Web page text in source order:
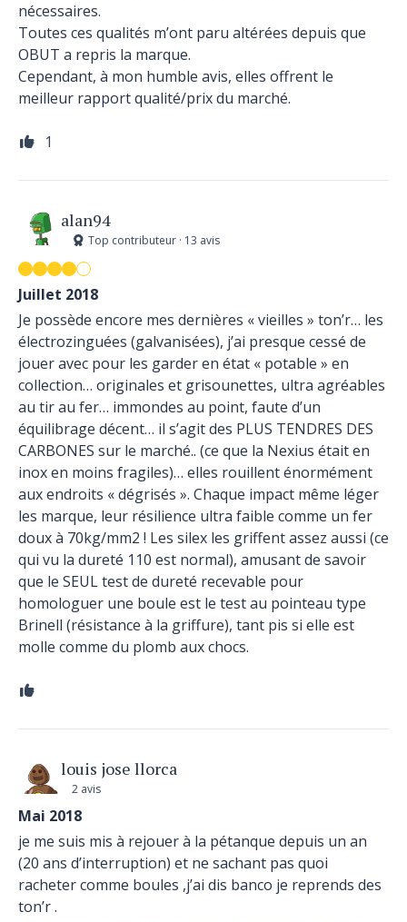
nécessaires.
Toutes ces qualités m’ont paru altérées depuis que
OBUT a repris la marque.
Cependant, à mon humble avis, elles offrent le
meilleur rapport qualité/prix du marché.
1
alan94
Top contributeur · 13 avis
Juillet 2018
Je possède encore mes dernières « vieilles » ton’r… les
électrozinguées (galvanisées), j’ai presque cessé de
jouer avec pour les garder en état « potable » en
collection… originales et grisounettes, ultra agréables
au tir au fer… immondes au point, faute d’un
équilibrage décent… il s’agit des PLUS TENDRES DES
CARBONES sur le marché.. (ce que la Nexius était en
inox en moins fragiles)… elles rouillent énormément
aux endroits « dégrisés ». Chaque impact même léger
les marque, leur résilience ultra faible comme un fer
doux à 70kg/mm2 ! Les silex les griffent assez aussi (ce
qui vu la dureté 110 est normal), amusant de savoir
que le SEUL test de dureté recevable pour
homologuer une boule est le test au pointeau type
Brinell (résistance à la griffure), tant pis si elle est
molle comme du plomb aux chocs.
louis jose llorca
2 avis
Mai 2018
je me suis mis à rejouer à la pétanque depuis un an
(20 ans d’interruption) et ne sachant pas quoi
racheter comme boules ,j’ai dis banco je reprends des
ton’r .